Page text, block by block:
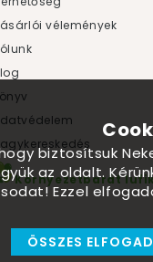
vélemények
Környezetbarát
biztosítsuk
az oldalt.
Ezzel
ÖSSZES